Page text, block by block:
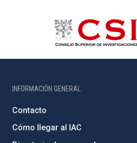
INFORMACIÓN GENERAL
Contacto
Cómo llegar al IAC